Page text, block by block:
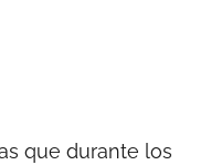
que durante los